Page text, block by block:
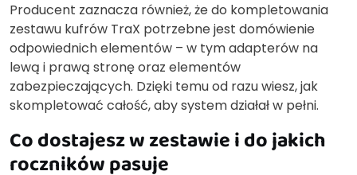
Producent zaznacza również, że do kompletowania
zestawu kufrów TraX potrzebne jest domówienie
odpowiednich elementów – w tym adapterów na
lewą i prawą stronę oraz elementów
zabezpieczających. Dzięki temu od razu wiesz, jak
skompletować całość, aby system działał w pełni.
Co dostajesz w zestawie i do jakich
roczników pasuje